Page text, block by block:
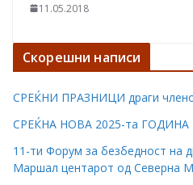
11.05.2018
Скорешни написи
СРЕЌНИ ПРАЗНИЦИ драги
СРЕЌНА НОВА 2025-та ГОДИНА
11-ти Форум за безбедност на
Маршал центарот од Северна